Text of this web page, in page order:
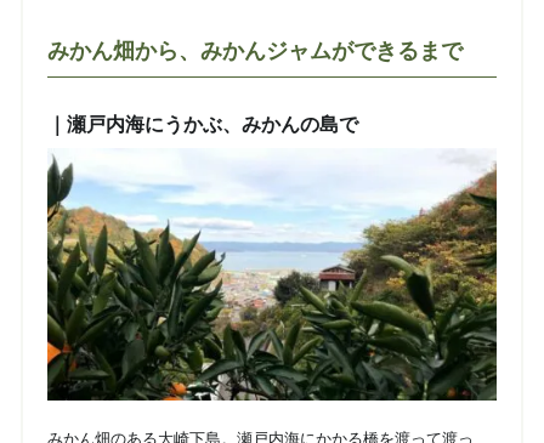
みかん畑から、みかんジャムができるまで
瀬戸内海にうかぶ、みかんの島で
みかん畑のある大崎下島。瀬戸内海にかかる橋を渡って渡っ